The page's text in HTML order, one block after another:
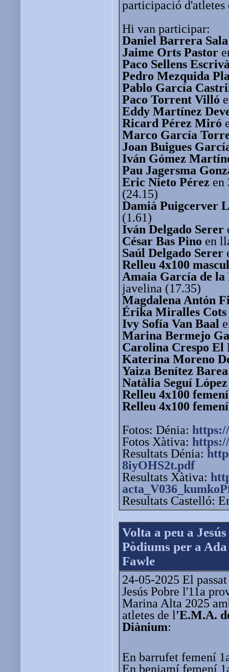
participació d'atletes
Hi van participar:
Daniel Barrera Sala
Jaime Orts Pastor
Paco Sellens
Pedro Mezquida
Pablo García
Paco Torrent Villó
Eddy Martínez
Ricard Pérez Miró
Marco García
Joan Buigues
Iván Gómez
Pau Jagersma
Eric Nieto Pérez en
(24.15)
Damià Puigcerver
(1.61)
Iván Delgado Serer
César Bas Pino en
Saúl Delgado Serer
Relleu 4x100
Amaia García de la
javelina (17.35)
Magdalena Antón
Érika Miralles Cots
Ivy Sofía Van Baal
Marina Bermejo
Carolina Crespo El
Katerina Moreno
Yaiza Benítez
Natàlia Seguí López
Relleu 4x100
Relleu 4x100
Fotos: Dénia:
Fotos Xàtiva:
Resultats Dénia:
8iyOHS2t.pdf
Resultats Xàtiva:
Resultats Castelló:
Volta a peu a
Pòdiums per a
Fawle
24-05-2025 El
Jesús Pobre l'11a
Marina Alta 2025
atletes de l'E.M.A.
Diànium:
En barrufet femení
En benjamí femení